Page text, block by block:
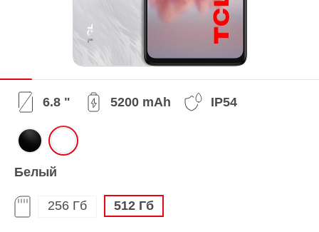
6.8 " 5200 mAh IP54
Белый
256 Гб 512 Гб